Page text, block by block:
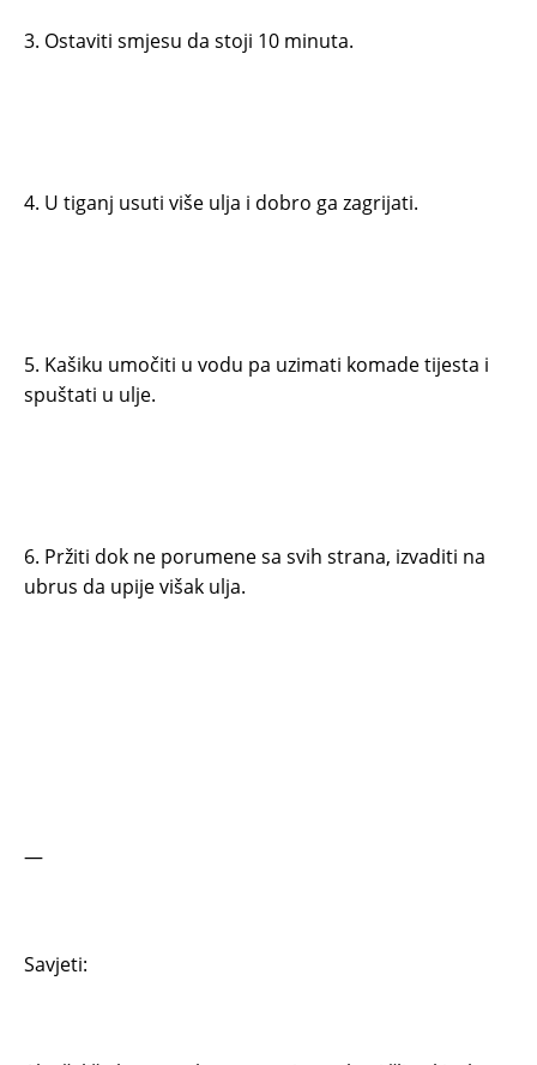
3. Ostaviti smjesu da stoji 10 minuta.
4. U tiganj usuti više ulja i dobro ga zagrijati.
5. Kašiku umočiti u vodu pa uzimati komade tijesta i
spuštati u ulje.
6. Pržiti dok ne porumene sa svih strana, izvaditi na
ubrus da upije višak ulja.
—
Savjeti: